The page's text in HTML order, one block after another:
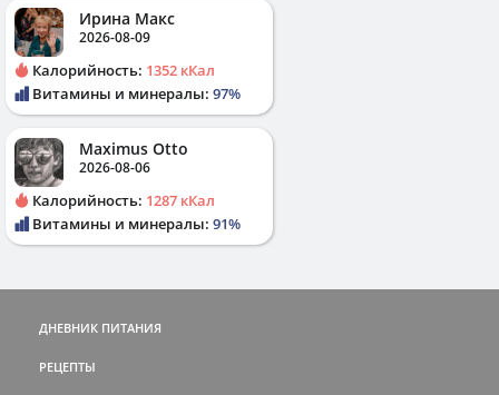
Ирина Макс
2026-08-09
Калорийность: 1352 кКал
Витамины и минералы: 97%
Maximus Otto
2026-08-06
Калорийность: 1287 кКал
Витамины и минералы: 91%
ДНЕВНИК ПИТАНИЯ
РЕЦЕПТЫ